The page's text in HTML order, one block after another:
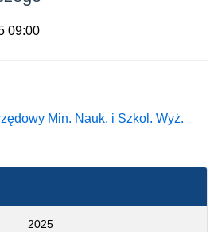
09:00
Min. Nauk. i Szkol. Wyż. poz.
Min. Nauk. i Szkol. Wyż.
2025